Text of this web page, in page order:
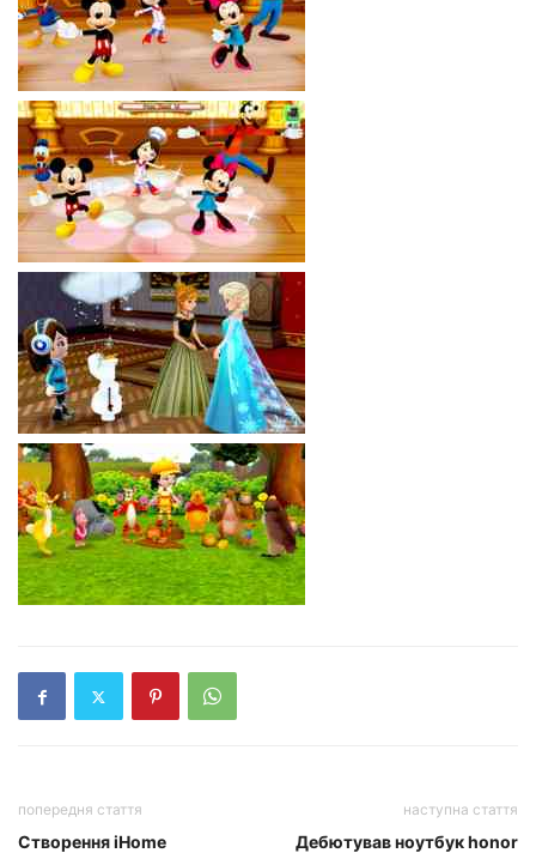
попередня стаття
Створення iHome
наступна стаття
Дебютував ноутбук honor